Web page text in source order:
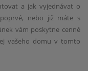
a jak vyjednávat o
nebo již máte s
vám poskytne cenné
vašeho domu v tomto